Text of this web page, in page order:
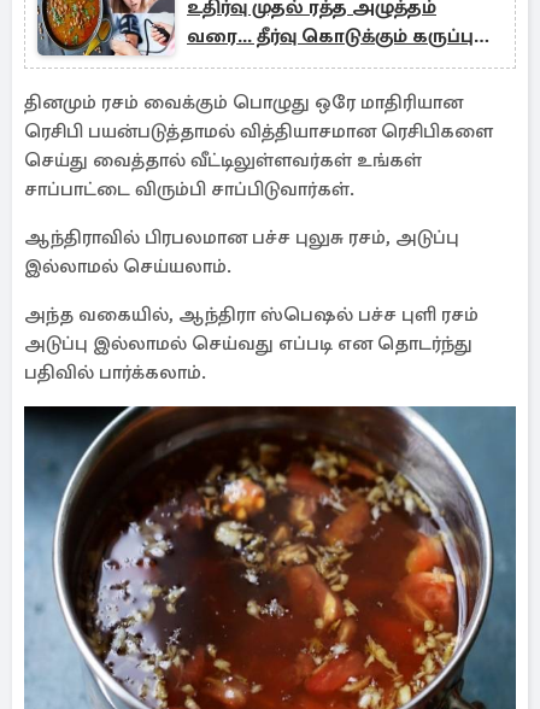
உதிர்வு முதல் ரத்த அழுத்தம்
வரை... தீர்வு கொடுக்கும் கருப்பு
கொண்டைக் கடலை குழம்பு
தினமும் ரசம் வைக்கும் பொழுது ஒரே மாதிரியான
ரெசிபி பயன்படுத்தாமல் வித்தியாசமான ரெசிபிகளை
செய்து வைத்தால் வீட்டிலுள்ளவர்கள் உங்கள்
சாப்பாட்டை விரும்பி சாப்பிடுவார்கள்.
ஆந்திராவில் பிரபலமான பச்ச புலுசு ரசம், அடுப்பு
இல்லாமல் செய்யலாம்.
அந்த வகையில், ஆந்திரா ஸ்பெஷல் பச்ச புளி ரசம்
அடுப்பு இல்லாமல் செய்வது எப்படி என தொடர்ந்து
பதிவில் பார்க்கலாம்.